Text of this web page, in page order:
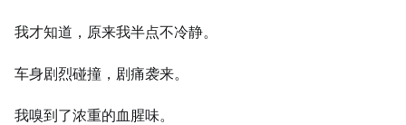
我才知道，原来我半点不冷静。
车身剧烈碰撞，剧痛袭来。
我嗅到了浓重的血腥味。